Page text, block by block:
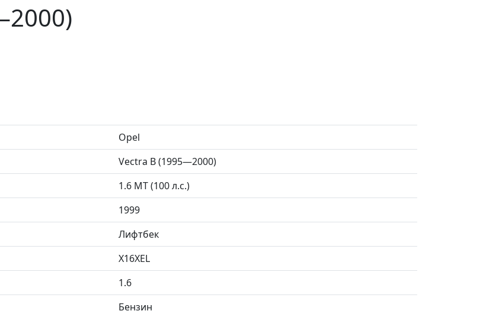
Opel
Vectra B (1995—2000)
1.6 MT (100 л.с.)
1999
Лифтбек
X16XEL
1.6
Бензин